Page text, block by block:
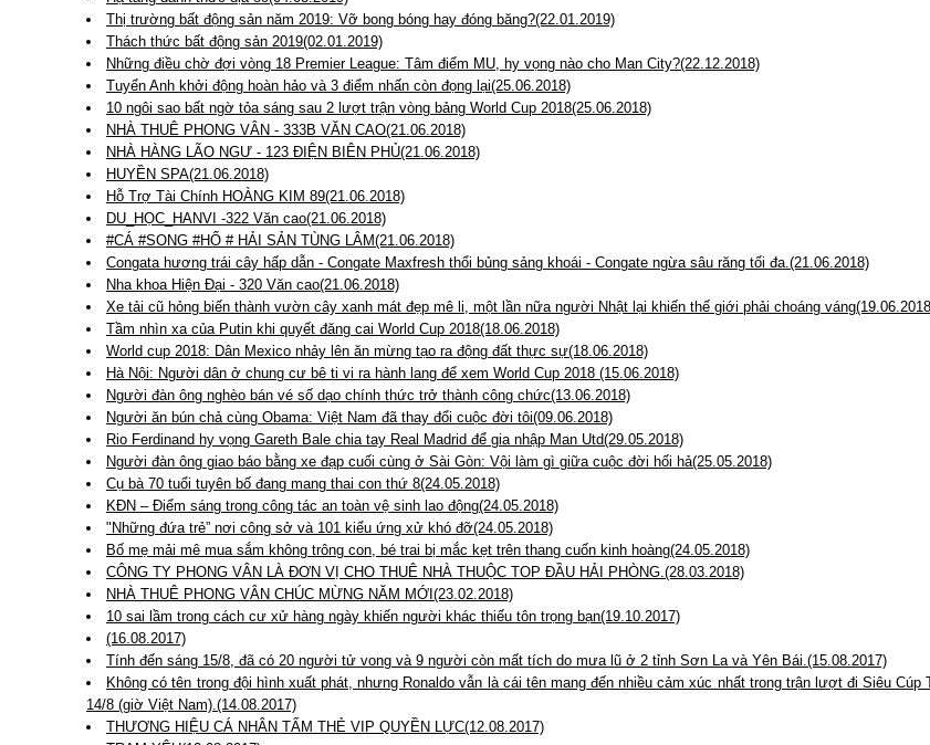
Thị trường bất động sản năm 2019: Vỡ bong bóng hay đóng băng?(22.01.2019)
Thách thức bất động sản 2019(02.01.2019)
Những điều chờ đợi vòng 18 Premier League: Tâm điểm MU, hy vọng nào cho Man City?(22.12.2018)
Tuyển Anh khởi động hoàn hảo và 3 điểm nhấn còn đọng lại(25.06.2018)
10 ngôi sao bất ngờ tỏa sáng sau 2 lượt trận vòng bảng World Cup 2018(25.06.2018)
NHÀ THUÊ PHONG VÂN - 333B VĂN CAO(21.06.2018)
NHÀ HÀNG LÃO NGƯ - 123 ĐIỆN BIÊN PHỦ(21.06.2018)
HUYỀN SPA(21.06.2018)
Hỗ Trợ Tài Chính HOÀNG KIM 89(21.06.2018)
DU_HỌC_HANVI -322 Văn cao(21.06.2018)
#CÁ #SONG #HỔ # HẢI SẢN TÙNG LÂM(21.06.2018)
Congata hương trái cây hấp dẫn - Congate Maxfresh thổi bủng sảng khoái - Congate ngừa sâu răng tối đa.(21.06.2018)
Nha khoa Hiện Đại - 320 Văn cao(21.06.2018)
Xe tải cũ hỏng biến thành vườn cây xanh mát đẹp mê li, một lần nữa người Nhật lại khiến thế giới phải choáng
Tầm nhìn xa của Putin khi quyết đăng cai World Cup 2018(18.06.2018)
World cup 2018: Dân Mexico nhảy lên ăn mừng tạo ra động đất thực sự(18.06.2018)
Hà Nội: Người dân ở chung cư bê ti vi ra hành lang để xem World Cup 2018 (15.06.2018)
Người đàn ông nghèo bán vé số dạo chính thức trở thành công chức(13.06.2018)
Người ăn bún chả cùng Obama: Việt Nam đã thay đổi cuộc đời tôi(09.06.2018)
Rio Ferdinand hy vọng Gareth Bale chia tay Real Madrid để gia nhập Man Utd(29.05.2018)
Người đàn ông giao báo bằng xe đạp cuối cùng ở Sài Gòn: Vội làm gì giữa cuộc đời hối hả(25.05.2018)
Cụ bà 70 tuổi tuyên bố đang mang thai con thứ 8(24.05.2018)
KĐN – Điểm sáng trong công tác an toàn vệ sinh lao động(24.05.2018)
"Những đứa trẻ” nơi công sở và 101 kiểu ứng xử khó đỡ(24.05.2018)
Bố mẹ mải mê mua sắm không trông con, bé trai bị mắc kẹt trên thang cuốn kinh hoàng(24.05.2018)
CÔNG TY PHONG VÂN LÀ ĐƠN VỊ CHO THUÊ NHÀ THUỘC TOP ĐẦU HẢI PHÒNG.(28.03.2018)
NHÀ THUÊ PHONG VÂN CHÚC MỪNG NĂM MỚI(23.02.2018)
10 sai lầm trong cách cư xử hàng ngày khiến người khác thiếu tôn trọng bạn(19.10.2017)
(16.08.2017)
Tính đến sáng 15/8, đã có 20 người tử vong và 9 người còn mất tích do mưa lũ ở 2 tỉnh Sơn La và Yên Bái.(15.08.2017)
Không có tên trong đội hình xuất phát, nhưng Ronaldo vẫn là cái tên mang đến nhiều cảm xúc nhất trong trận lượt đi Siêu Cúp
14/8 (giờ Việt Nam).(14.08.2017)
THƯƠNG HIỆU CÁ NHÂN TẤM THẺ VIP QUYỀN LỰC(12.08.2017)